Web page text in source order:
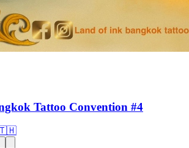
Tattoo Convention #4
🇹🇭